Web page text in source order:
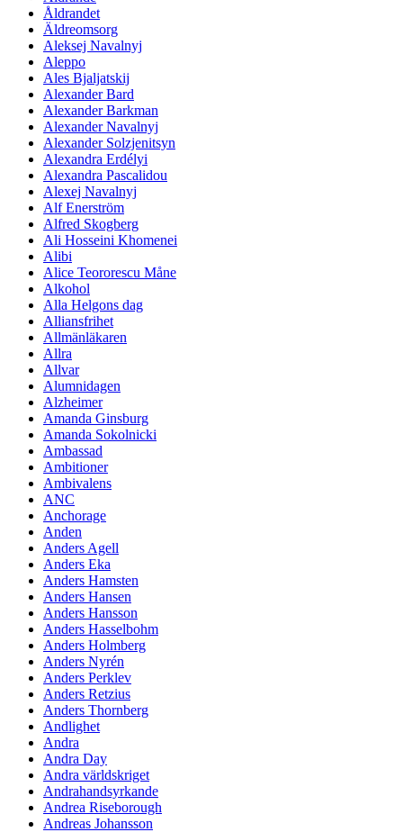
Åldrandet
Äldreomsorg
Aleksej Navalnyj
Aleppo
Ales Bjaljatskij
Alexander Bard
Alexander Barkman
Alexander Navalnyj
Alexander Solzjenitsyn
Alexandra Erdélyi
Alexandra Pascalidou
Alexej Navalnyj
Alf Enerström
Alfred Skogberg
Ali Hosseini Khomenei
Alibi
Alice Teororescu Måne
Alkohol
Alla Helgons dag
Alliansfrihet
Allmänläkaren
Allra
Allvar
Alumnidagen
Alzheimer
Amanda Ginsburg
Amanda Sokolnicki
Ambassad
Ambitioner
Ambivalens
ANC
Anchorage
Anden
Anders Agell
Anders Eka
Anders Hamsten
Anders Hansen
Anders Hansson
Anders Hasselbohm
Anders Holmberg
Anders Nyrén
Anders Perklev
Anders Retzius
Anders Thornberg
Andlighet
Andra
Andra Day
Andra världskriget
Andrahandsyrkande
Andrea Riseborough
Andreas Johansson